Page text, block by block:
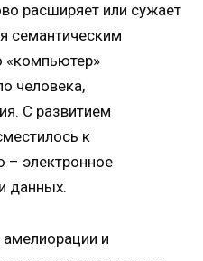
расширяет или сужает
семантическим
«компьютер»
человека,
С развитием
к
– электронное
данных.
и